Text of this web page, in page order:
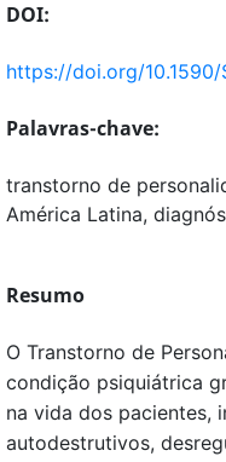
DOI:
https://doi.org/10.1590/
Palavras-chave:
transtorno de
América Latina,
Resumo
O Transtorno de
condição psiquiátrica
na vida dos pacientes,
autodestrutivos,